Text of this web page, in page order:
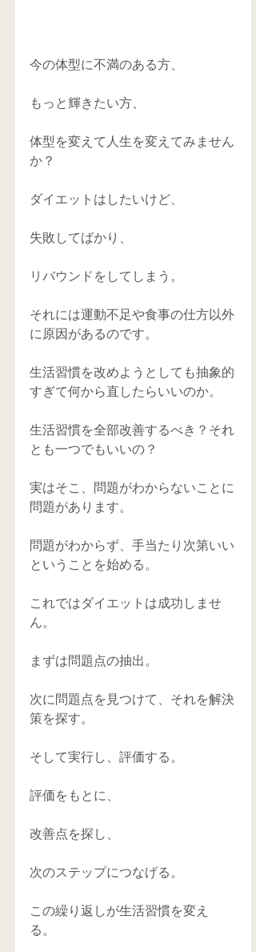
今の体型に不満のある方、
もっと輝きたい方、
体型を変えて人生を変えてみません
か？
ダイエットはしたいけど、
失敗してばかり、
リバウンドをしてしまう。
それには運動不足や食事の仕方以外
に原因があるのです。
生活習慣を改めようとしても抽象的
すぎて何から直したらいいのか。
生活習慣を全部改善するべき？それ
とも一つでもいいの？
実はそこ、問題がわからないことに
問題があります。
問題がわからず、手当たり次第いい
ということを始める。
これではダイエットは成功しませ
ん。
まずは問題点の抽出。
次に問題点を見つけて、それを解決
策を探す。
そして実行し、評価する。
評価をもとに、
改善点を探し、
次のステップにつなげる。
この繰り返しが生活習慣を変え
る。